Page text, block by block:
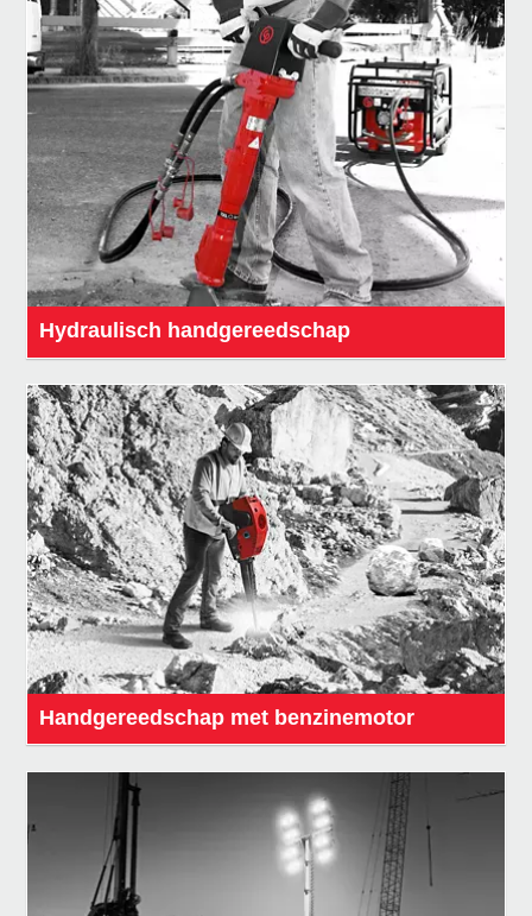
Hydraulisch handgereedschap
Handgereedschap met benzinemotor